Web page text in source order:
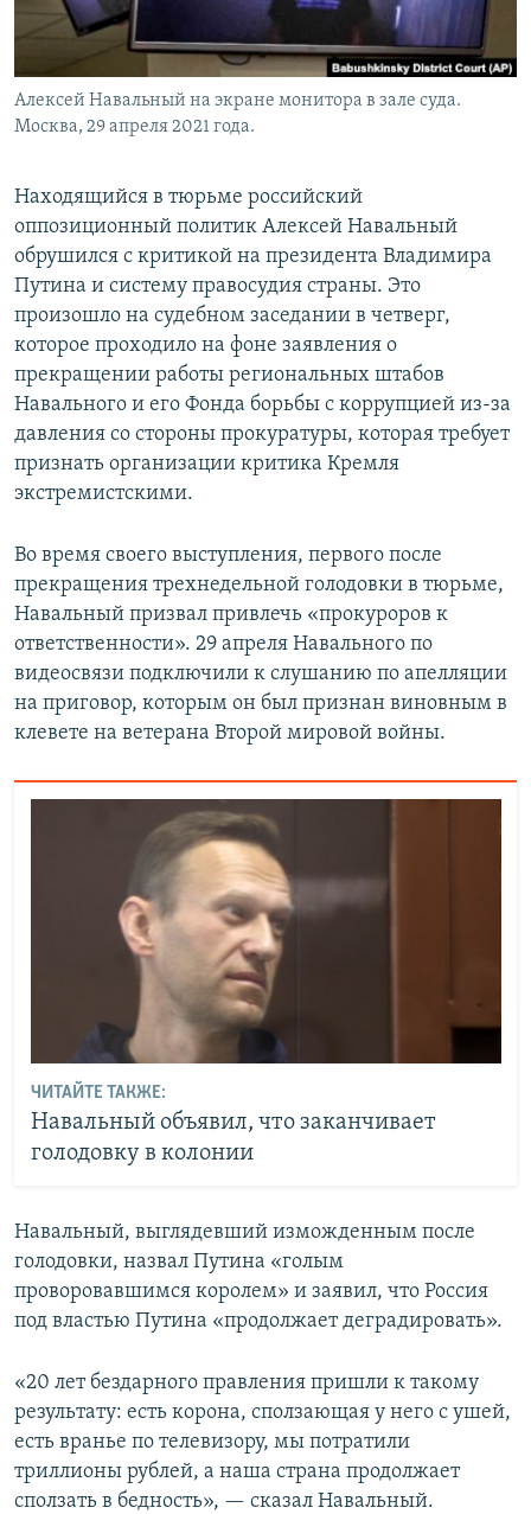
Алексей Навальный на экране монитора в зале суда.
Москва, 29 апреля 2021 года.
Находящийся в тюрьме российский
оппозиционный политик Алексей Навальный
обрушился с критикой на президента Владимира
Путина и систему правосудия страны. Это
произошло на судебном заседании в четверг,
которое проходило на фоне заявления о
прекращении работы региональных штабов
Навального и его Фонда борьбы с коррупцией из-за
давления со стороны прокуратуры, которая требует
признать организации критика Кремля
экстремистскими.
Во время своего выступления, первого после
прекращения трехнедельной голодовки в тюрьме,
Навальный призвал привлечь «прокуроров к
ответственности». 29 апреля Навального по
видеосвязи подключили к слушанию по апелляции
на приговор, которым он был признан виновным в
клевете на ветерана Второй мировой войны.
ЧИТАЙТЕ ТАКЖЕ:
Навальный объявил, что заканчивает
голодовку в колонии
Навальный, выглядевший изможденным после
голодовки, назвал Путина «голым
проворовавшимся королем» и заявил, что Россия
под властью Путина «продолжает деградировать».
«20 лет бездарного правления пришли к такому
результату: есть корона, сползающая у него с ушей,
есть вранье по телевизору, мы потратили
триллионы рублей, а наша страна продолжает
сползать в бедность», — сказал Навальный.